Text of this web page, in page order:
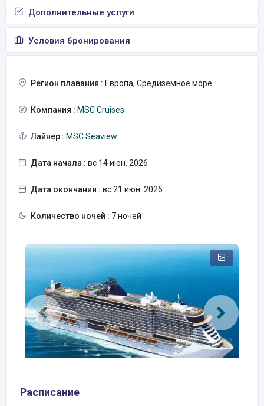
Дополнительные услуги
Условия бронирования
Регион плавания : Европа, Средиземное море
Компания : MSC Cruises
Лайнер : MSC Seaview
Дата начала : вс 14 июн. 2026
Дата окончания : вс 21 июн. 2026
Количество ночей : 7 ночей
Расписание